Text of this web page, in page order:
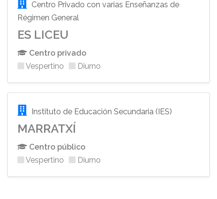
Centro Privado con varias Enseñanzas de
Régimen General
ES LICEU
Centro privado
Vespertino
Diurno
Instituto de Educación Secundaria (IES)
MARRATXÍ
Centro público
Vespertino
Diurno